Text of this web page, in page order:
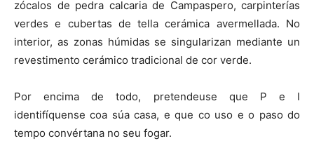
zócalos de pedra calcaria de Campaspero, carpinterías
verdes e cubertas de tella cerámica avermellada. No
interior, as zonas húmidas se singularizan mediante un
revestimento cerámico tradicional de cor verde.
Por encima de todo, pretendeuse que P e I
identifíquense coa súa casa, e que co uso e o paso do
tempo convértana no seu fogar.